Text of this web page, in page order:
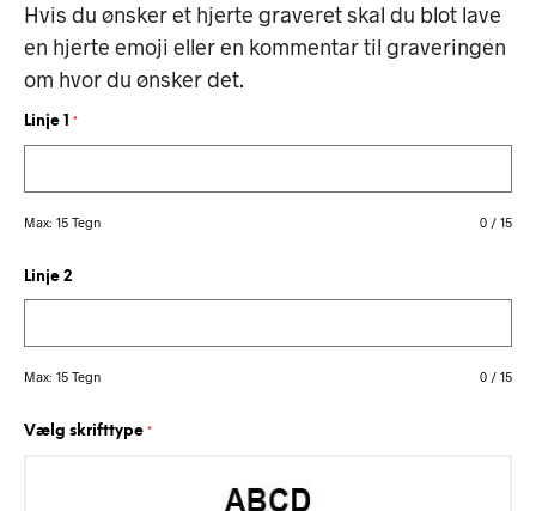
Hvis du ønsker et hjerte graveret skal du blot lave
en hjerte emoji eller en kommentar til graveringen
om hvor du ønsker det.
Linje 1 *
0 / 15
Max: 15 Tegn
Linje 2
0 / 15
Max: 15 Tegn
Vælg skrifttype *